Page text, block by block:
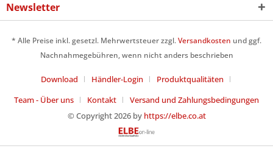
Newsletter
* Alle Preise inkl. gesetzl. Mehrwertsteuer zzgl.Versandkosten und ggf.
Nachnahmegebühren, wenn nicht anders beschrieben
Download Händler-Login
Produktqualitäten
Team - Über uns
Kontakt
Versand und Zahlungsbedingungen
© Copyright 2026 by https://elbe.co.at